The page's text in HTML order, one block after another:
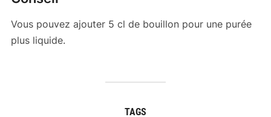
Vous pouvez ajouter 5 cl de bouillon pour une purée
plus liquide.
TAGS